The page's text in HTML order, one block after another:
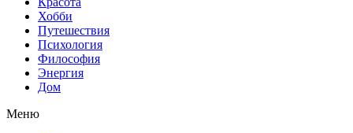
Хобби
Путешествия
Психология
Философия
Энергия
Дом
Меню